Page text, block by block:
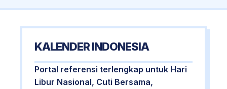
KALENDER INDONESIA
Portal referensi terlengkap untuk Hari
Libur Nasional, Cuti Bersama,